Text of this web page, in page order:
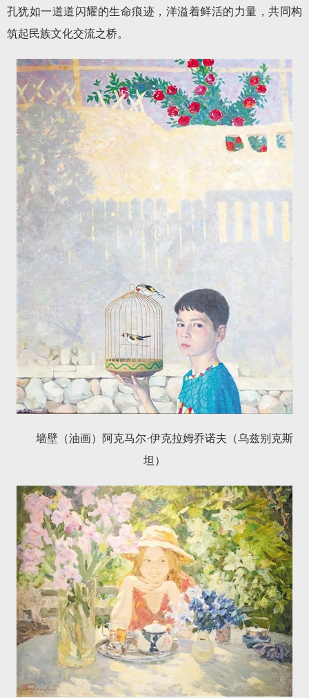
孔犹如一道道闪耀的生命痕迹，洋溢着鲜活的力量，共同构
筑起民族文化交流之桥。
墙壁（油画）阿克马尔·伊克拉姆乔诺夫（乌兹别克斯
坦）